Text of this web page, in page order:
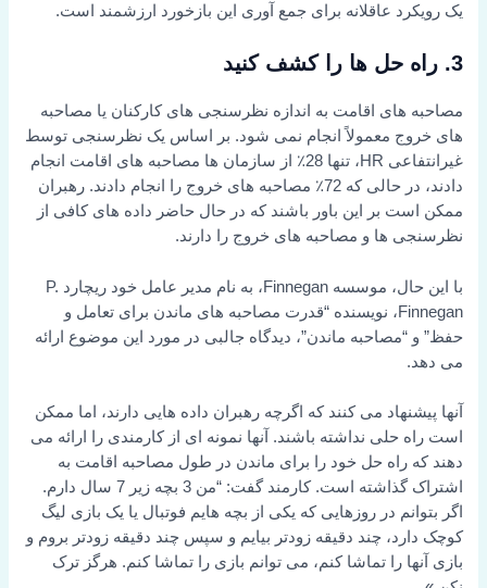
یک رویکرد عاقلانه برای جمع آوری این بازخورد ارزشمند است.
3. راه حل ها را کشف کنید
مصاحبه های اقامت به اندازه نظرسنجی های کارکنان یا مصاحبه
های خروج معمولاً انجام نمی شود. بر اساس یک نظرسنجی توسط
غیرانتفاعی HR، تنها 28٪ از سازمان ها مصاحبه های اقامت انجام
دادند، در حالی که 72٪ مصاحبه های خروج را انجام دادند. رهبران
ممکن است بر این باور باشند که در حال حاضر داده های کافی از
نظرسنجی ها و مصاحبه های خروج را دارند.
با این حال، موسسه Finnegan، به نام مدیر عامل خود ریچارد P.
Finnegan، نویسنده “قدرت مصاحبه های ماندن برای تعامل و
حفظ” و “مصاحبه ماندن”، دیدگاه جالبی در مورد این موضوع ارائه
می دهد.
آنها پیشنهاد می کنند که اگرچه رهبران داده هایی دارند، اما ممکن
است راه حلی نداشته باشند. آنها نمونه ای از کارمندی را ارائه می
دهند که راه حل خود را برای ماندن در طول مصاحبه اقامت به
اشتراک گذاشته است. کارمند گفت: “من 3 بچه زیر 7 سال دارم.
اگر بتوانم در روزهایی که یکی از بچه هایم فوتبال یا یک بازی لیگ
کوچک دارد، چند دقیقه زودتر بیایم و سپس چند دقیقه زودتر بروم و
بازی آنها را تماشا کنم، می توانم بازی را تماشا کنم. هرگز ترک